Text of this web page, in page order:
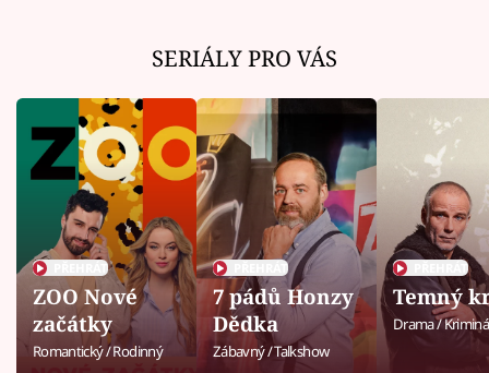
SERIÁLY PRO VÁS
PŘEHRÁT
ZOO Nové
začátky
Romantický / Rodinný
PŘEHRÁT
7 pádů Honzy
Dědka
Zábavný / Talkshow
PŘEHRÁT
Temný
Drama /